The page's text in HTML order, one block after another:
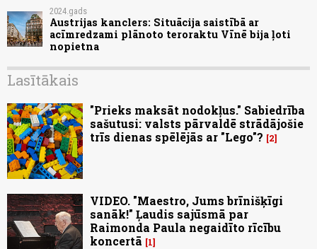
2024.gads
Austrijas kanclers: Situācija saistībā ar
acīmredzami plānoto teroraktu Vīnē bija ļoti
nopietna
Lasītākais
"Prieks maksāt nodokļus." Sabiedrība
sašutusi: valsts pārvaldē strādājošie
trīs dienas spēlējās ar "Lego"?
2
VIDEO. "Maestro, Jums brīnišķīgi
sanāk!" Ļaudis sajūsmā par
Raimonda Paula negaidīto rīcību
koncertā
1